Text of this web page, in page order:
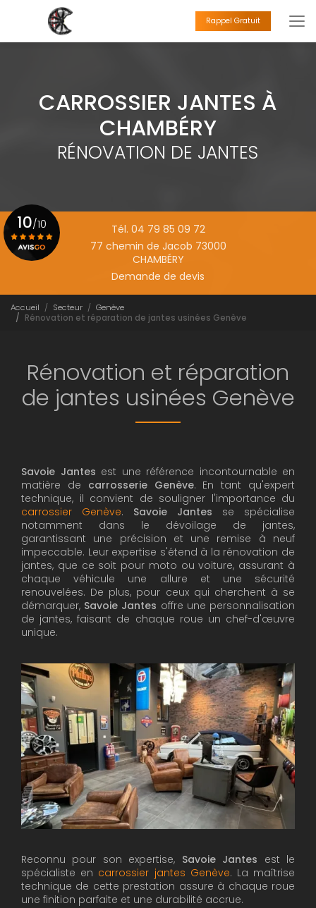
principal
Rappel Gratuit
CARROSSIER JANTES À
CHAMBÉRY
RÉNOVATION DE JANTES
Tél. 04 79 85 09 72
77 chemin de Jacob 73000
CHAMBÉRY
Demande de devis
10/10
Accueil Secteur
Genève
Rénovation et réparation de jantes usinées Genève
Rénovation et réparation
de jantes usinées Genève
Savoie Jantes est une référence incontournable en
matière de carrosserie Genève. En tant qu'expert
technique, il convient de souligner l'importance du
carrossier Genève. Savoie Jantes se spécialise
notamment dans le dévoilage de jantes,
garantissant une précision et une remise à neuf
impeccable. Leur expertise s'étend à la rénovation de
jantes, que ce soit pour moto ou voiture, assurant à
chaque véhicule une allure et une sécurité
renouvelées. De plus, pour ceux qui cherchent à se
démarquer, Savoie Jantes offre une personnalisation
de jantes, faisant de chaque roue un chef-d'œuvre
unique.
Reconnu pour son expertise, Savoie Jantes est le
spécialiste en carrossier jantes Genève. La maîtrise
technique de cette prestation assure à chaque roue
une finition parfaite et une durabilité accrue.